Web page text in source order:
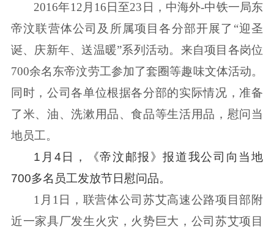
2016年12月16日至23日，中海外-中铁一局东
帝汶联营体公司及所属项目各分部开展了“迎圣
诞、庆新年、送温暖”系列活动。来自项目各岗位
700余名东帝汶劳工参加了套圈等趣味文体活动。
同时，公司各单位根据各分部的实际情况，准备
了米、油、洗漱用品、食品等生活用品，慰问当
地员工。
1月4日，《帝汶邮报》报道我公司向当地
700多名员工发放节日慰问品。
1月1日，联营体公司苏艾高速公路项目部附
近一家具厂发生火灾，火势巨大，公司苏艾项目